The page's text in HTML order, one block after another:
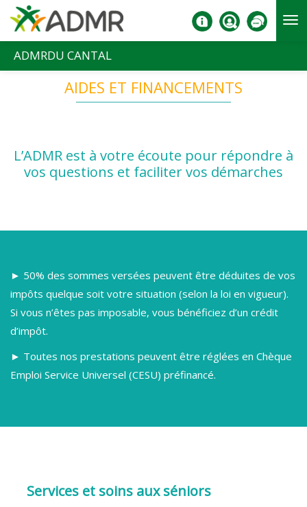
Aller au contenu principal
ADMRDU CANTAL
AIDES ET FINANCEMENTS
L’ADMR est à votre écoute pour répondre à
vos questions et faciliter vos démarches
► 50% des sommes versées peuvent être déduites de vos
impôts quelque soit votre situation (selon la loi en vigueur).
Si vous n’êtes pas imposable, vous bénéficiez d’un crédit
d’impôt.
► Toutes nos prestations peuvent être réglées en Chèque
Emploi Service Universel (CESU) préfinancé.
Services et soins aux séniors